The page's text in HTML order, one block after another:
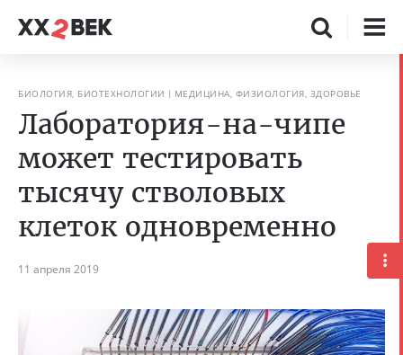
БИОЛОГИЯ, БИОТЕХНОЛОГИИ МЕДИЦИНА, ФИЗИОЛОГИЯ, ЗДОРОВЬЕ
Лаборатория-на-чипе
может тестировать
тысячу стволовых
клеток одновременно
11 апреля 2019